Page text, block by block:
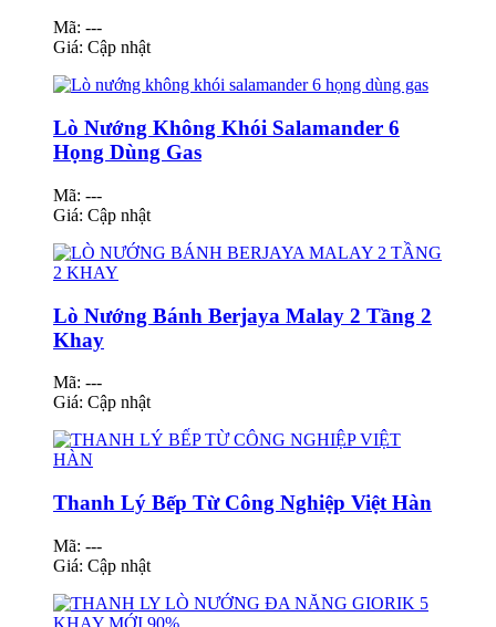
Mã: ---
Giá: Cập nhật
Lò Nướng Không Khói Salamander 6
Họng Dùng Gas
Mã: ---
Giá: Cập nhật
Lò Nướng Bánh Berjaya Malay 2 Tầng 2
Khay
Mã: ---
Giá: Cập nhật
Thanh Lý Bếp Từ Công Nghiệp Việt Hàn
Mã: ---
Giá: Cập nhật